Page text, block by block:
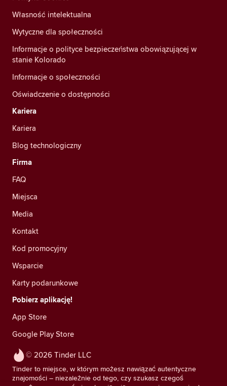
© 2026 Tinder LLC
Tinder to miejsce, w którym możesz nawiązać autentyczne
znajomości – niezależnie od tego, czy szukasz czegoś
Własność intelektualna
Wytyczne dla społeczności
Informacje o polityce bezpieczeństwa obowiązującej w
stanie Kolorado
Informacje o społeczności
Oświadczenie o dostępności
Kariera
Kariera
Blog technologiczny
Firma
FAQ
Miejsca
Media
Kontakt
Kod promocyjny
Wsparcie
Karty podarunkowe
Pobierz aplikację!
App Store
Google Play Store